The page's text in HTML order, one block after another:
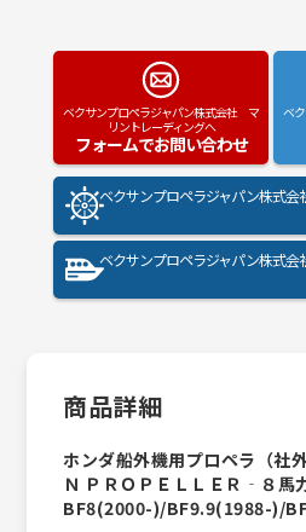
ベクサンプロペラジャパン株式会社 マ
リントレーディングへ
フォームでお問い合わせ
ベ
ベクサンプロペラジャパン株式
ベクサンプロペラジャパン株式
商品詳細
ホンダ船外機用プロペラ（社
Ｎ ＰＲＯＰＥＬＬＥＲ‐８馬
BF8(2000-)/BF9.9(1988-)/